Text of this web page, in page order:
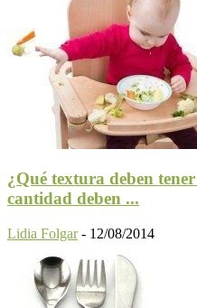
¿Qué textura deben
cantidad deben ...
Lidia Folgar - 12/08/2014